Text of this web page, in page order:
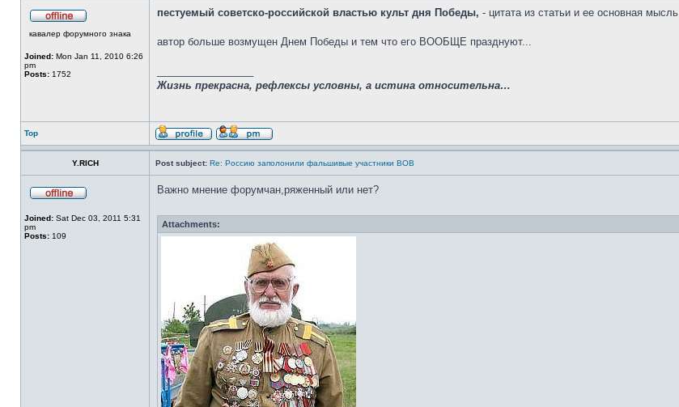
кавалер форумного знака
Joined: Mon Jan 11, 2010 6:26
pm
Posts: 1752
пестуемый советско-российской властью культ дня Победы, - цитата из статьи и ее основная мысль
автор больше возмущен Днем Победы и тем что его ВООБЩЕ празднуют...
Жизнь прекрасна, рефлексы условны, а истина относительна…
Top
Y.RICH Post subject: Re: Россию заполонили фальшивые участники ВОВ
Joined: Sat Dec 03, 2011 5:31
pm
Posts: 109
Важно мнение форумчан,ряженный или нет?
Attachments: